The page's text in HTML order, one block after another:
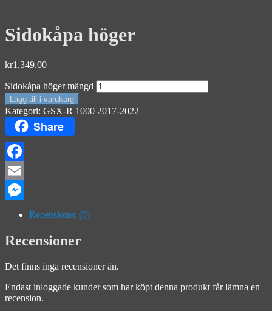
Sidokåpa höger
kr1,349.00
Sidokåpa höger mängd
Lägg till i varukorg
Kategori: GSX-R 1000 2017-2022
Share
Facebook
Email
Messenger
Recensioner (0)
Recensioner
Det finns inga recensioner än.
Endast inloggade kunder som har köpt denna produkt får lämna en
recension.